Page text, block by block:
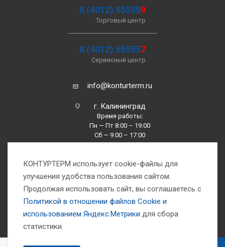
8 (4012) 555559
Торговый центр
8 (4012) 555557
Сервисный центр
info@konturterm.ru
г. Калининград
Время работы:
Пн — Пт 8:00 – 19:00
Сб — 9:00 – 17:00
Вс —10:00 – 16:00
1993-2026 © Компания «Контуртерм» — инженерно-торговый центр
КОНТУРТЕРМ использует cookie-файлы для
улучшения удобства пользования сайтом.
Продолжая использовать сайт, вы соглашаетесь с
Политикой в отношении файлов Сookie и
использованием Яндекс.Метрики для сбора
статистики.